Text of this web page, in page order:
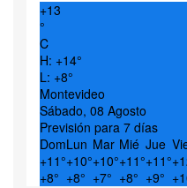
+13
°
C
H: +14°
L: +8°
Montevideo
Sábado, 08 Agosto
Previsión para 7 días
DomLun Mar Mié Jue
+11°+10°+10°+11°+11°+
+8° +8° +7° +8° +9° +